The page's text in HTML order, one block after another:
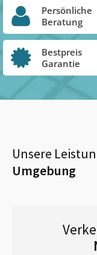
Persönliche
Beratung
Bestpreis
Garantie
Unsere
Umgebung